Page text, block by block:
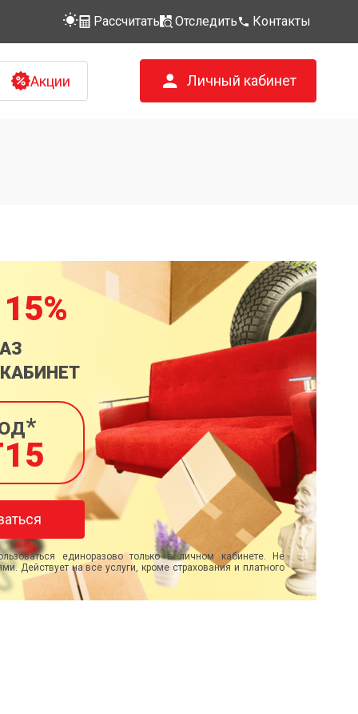
Рассчитать Отследить Контакты
Акции Личный кабинет
единоразово только в личном кабинете. Не
Действует на все услуги, кроме страхования и платного